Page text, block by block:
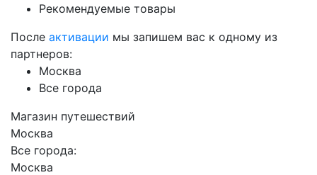
Рекомендуемые товары
После активации мы запишем вас к одному из
партнеров:
Москва
Все города
Магазин путешествий
Москва
Все города:
Москва